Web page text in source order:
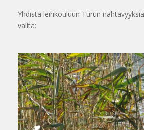
Yhdistä leirikouluun Turun
valita: